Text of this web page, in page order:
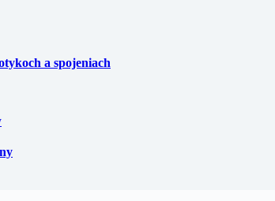
a spojeniach